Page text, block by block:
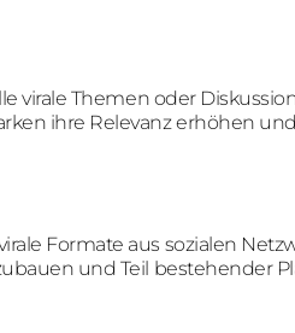
virale Themen oder
ihre Relevanz erhöhen
Formate aus sozialen
und Teil bestehender